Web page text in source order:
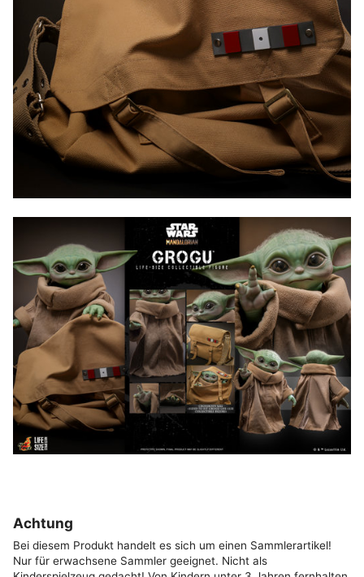
Achtung
Bei diesem Produkt handelt es sich um einen Sammlerartikel!
Nur für erwachsene Sammler geeignet. Nicht als